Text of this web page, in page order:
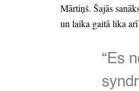
Mārtiņš. Šajās
un laika gaitā lika
“Es